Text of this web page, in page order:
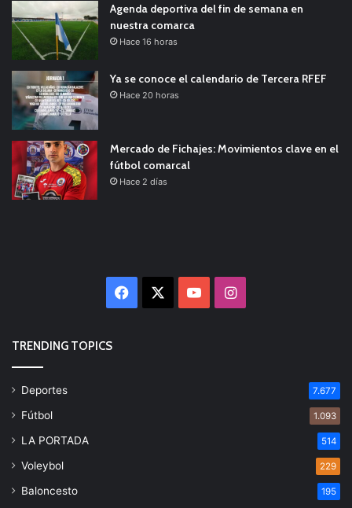
Agenda deportiva del fin de semana en
nuestra comarca
Hace 16 horas
Ya se conoce el calendario de Tercera RFEF
Hace 20 horas
Mercado de Fichajes: Movimientos clave en el
fútbol comarcal
Hace 2 días
Facebook YouTubeInstagram
TRENDING TOPICS
Deportes 7.677
Fútbol 1.093
LA PORTADA 514
Voleybol 229
Baloncesto 195